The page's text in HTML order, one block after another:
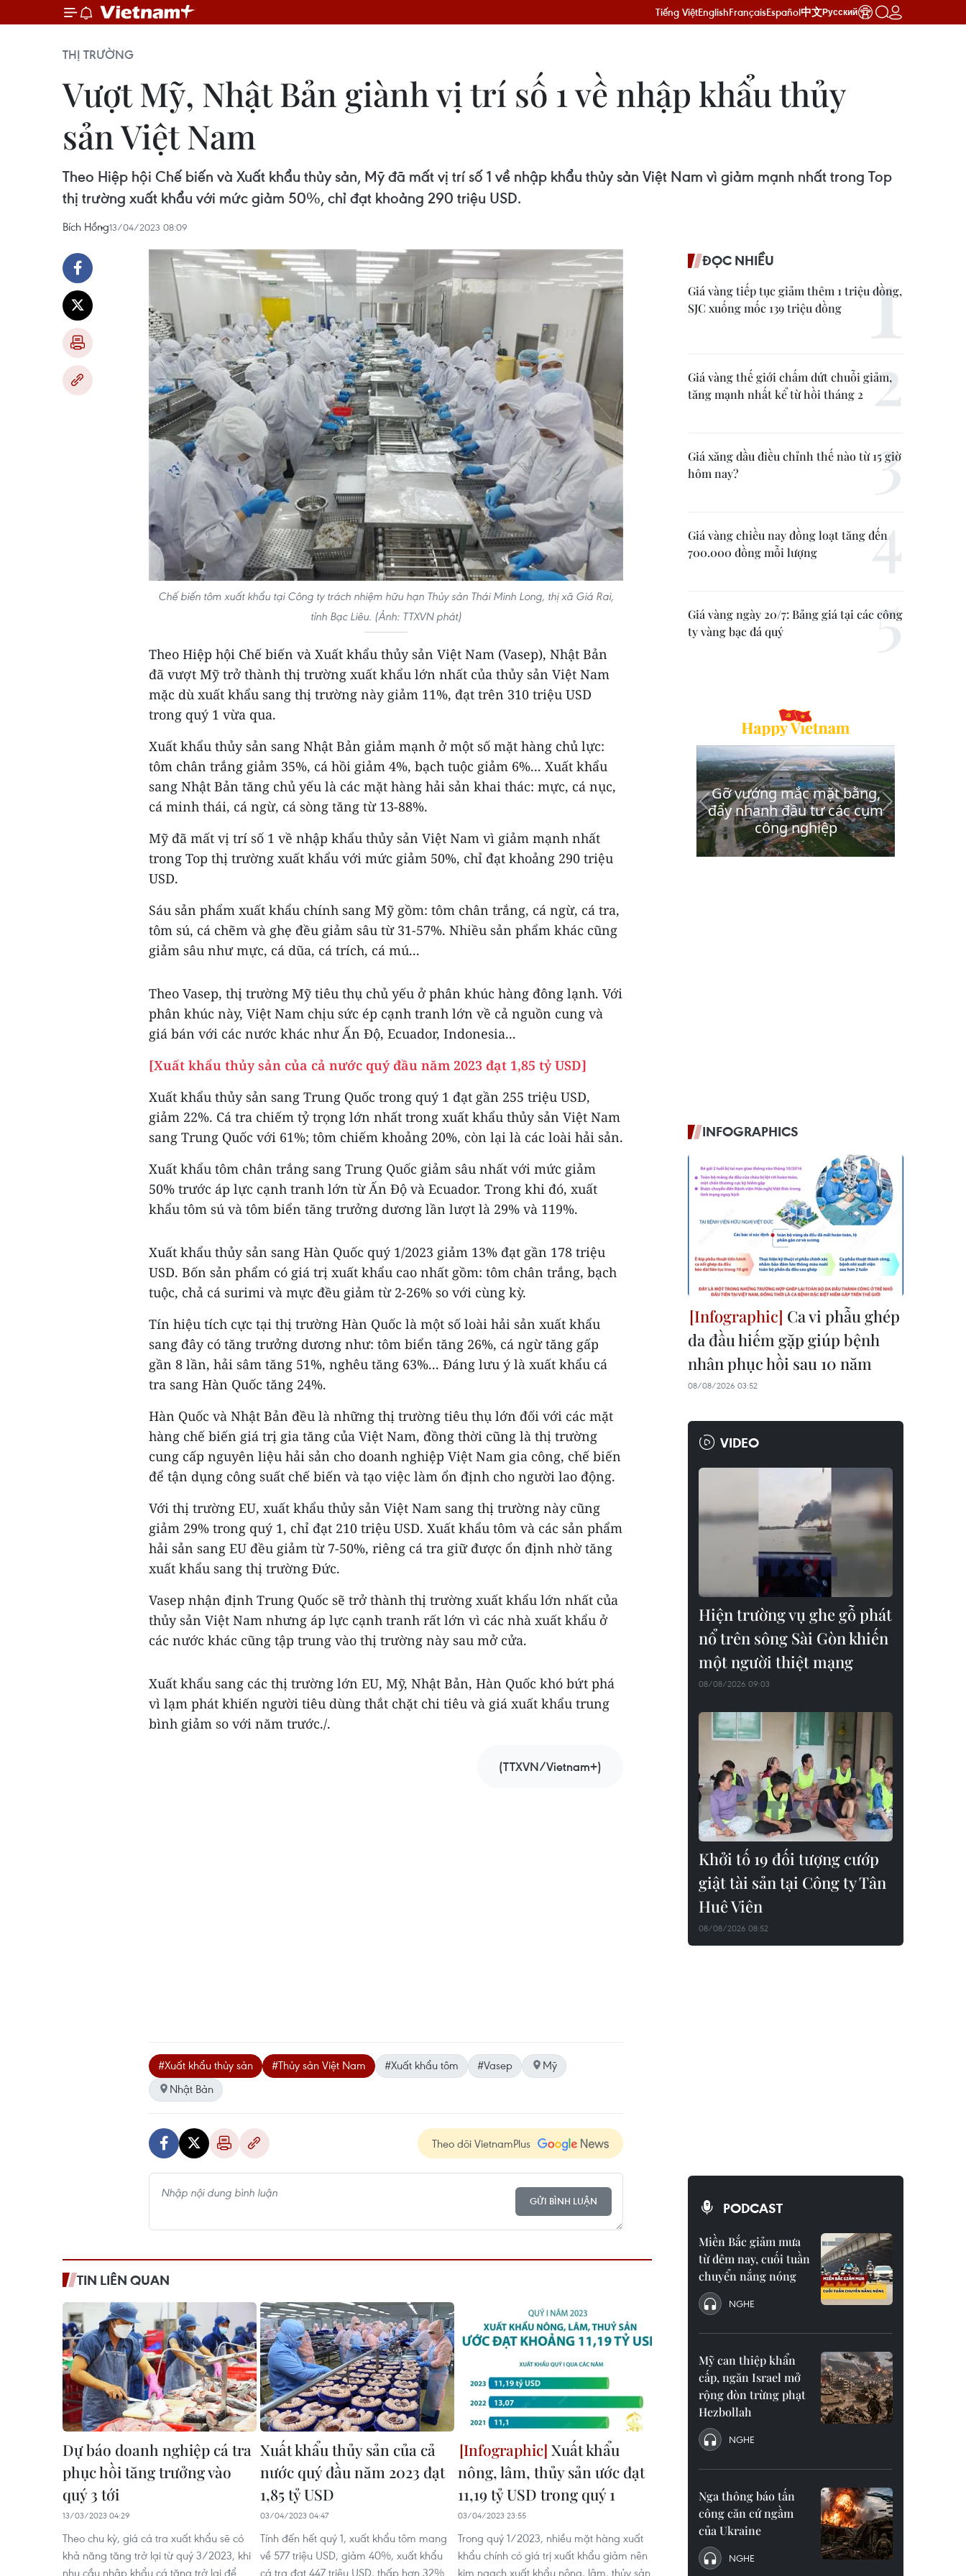
Tiếng ViệtEnglishFrançaisEspañol中文Русский
THỊ TRƯỜNG
Vượt Mỹ, Nhật Bản giành vị trí số 1 về nhập khẩu thủy
sản Việt Nam
Theo Hiệp hội Chế biến và Xuất khẩu thủy sản, Mỹ đã mất vị trí số 1 về nhập khẩu thủy sản Việt Nam vì giảm mạnh nhất trong Top
thị trường xuất khẩu với mức giảm 50%, chỉ đạt khoảng 290 triệu USD.
Bích Hồng13/04/2023 08:09
Chế biến tôm xuất khẩu tại Công ty trách nhiệm hữu hạn Thủy sản Thái Minh Long, thị xã Giá Rai,
tỉnh Bạc Liêu. (Ảnh: TTXVN phát)
Theo Hiệp hội Chế biến và Xuất khẩu thủy sản Việt Nam (Vasep), Nhật Bản
đã vượt Mỹ trở thành thị trường xuất khẩu lớn nhất của thủy sản Việt Nam
mặc dù xuất khẩu sang thị trường này giảm 11%, đạt trên 310 triệu USD
trong quý 1 vừa qua.
Xuất khẩu thủy sản sang Nhật Bản giảm mạnh ở một số mặt hàng chủ lực:
tôm chân trắng giảm 35%, cá hồi giảm 4%, bạch tuộc giảm 6%... Xuất khẩu
sang Nhật Bản tăng chủ yếu là các mặt hàng hải sản khai thác: mực, cá nục,
cá minh thái, cá ngừ, cá sòng tăng từ 13-88%.
Mỹ đã mất vị trí số 1 về nhập khẩu thủy sản Việt Nam vì giảm mạnh nhất
trong Top thị trường xuất khẩu với mức giảm 50%, chỉ đạt khoảng 290 triệu
USD.
Sáu sản phẩm xuất khẩu chính sang Mỹ gồm: tôm chân trắng, cá ngừ, cá tra,
tôm sú, cá chẽm và ghẹ đều giảm sâu từ 31-57%. Nhiều sản phẩm khác cũng
giảm sâu như mực, cá dũa, cá trích, cá mú...
Theo Vasep, thị trường Mỹ tiêu thụ chủ yếu ở phân khúc hàng đông lạnh. Với
phân khúc này, Việt Nam chịu sức ép cạnh tranh lớn về cả nguồn cung và
giá bán với các nước khác như Ấn Độ, Ecuador, Indonesia...
[Xuất khẩu thủy sản của cả nước quý đầu năm 2023 đạt 1,85 tỷ USD]
Xuất khẩu thủy sản sang Trung Quốc trong quý 1 đạt gần 255 triệu USD,
giảm 22%. Cá tra chiếm tỷ trọng lớn nhất trong xuất khẩu thủy sản Việt Nam
sang Trung Quốc với 61%; tôm chiếm khoảng 20%, còn lại là các loài hải sản.
Xuất khẩu tôm chân trắng sang Trung Quốc giảm sâu nhất với mức giảm
50% trước áp lực cạnh tranh lớn từ Ấn Độ và Ecuador. Trong khi đó, xuất
khẩu tôm sú và tôm biển tăng trưởng dương lần lượt là 29% và 119%.
Xuất khẩu thủy sản sang Hàn Quốc quý 1/2023 giảm 13% đạt gần 178 triệu
USD. Bốn sản phẩm có giá trị xuất khẩu cao nhất gồm: tôm chân trắng, bạch
tuộc, chả cá surimi và mực đều giảm từ 2-26% so với cùng kỳ.
Tín hiệu tích cực tại thị trường Hàn Quốc là một số loài hải sản xuất khẩu
sang đây có tăng trưởng dương như: tôm biển tăng 26%, cá ngừ tăng gấp
gần 8 lần, hải sâm tăng 51%, nghêu tăng 63%... Đáng lưu ý là xuất khẩu cá
tra sang Hàn Quốc tăng 24%.
Hàn Quốc và Nhật Bản đều là những thị trường tiêu thụ lớn đối với các mặt
hàng chế biến giá trị gia tăng của Việt Nam, đồng thời cũng là thị trường
cung cấp nguyên liệu hải sản cho doanh nghiệp Việt Nam gia công, chế biến
để tận dụng công suất chế biến và tạo việc làm ổn định cho người lao động.
Với thị trường EU, xuất khẩu thủy sản Việt Nam sang thị trường này cũng
giảm 29% trong quý 1, chỉ đạt 210 triệu USD. Xuất khẩu tôm và các sản phẩm
hải sản sang EU đều giảm từ 7-50%, riêng cá tra giữ được ổn định nhờ tăng
xuất khẩu sang thị trường Đức.
Vasep nhận định Trung Quốc sẽ trở thành thị trường xuất khẩu lớn nhất của
thủy sản Việt Nam nhưng áp lực cạnh tranh rất lớn vì các nhà xuất khẩu ở
các nước khác cũng tập trung vào thị trường này sau mở cửa.
Xuất khẩu sang các thị trường lớn EU, Mỹ, Nhật Bản, Hàn Quốc khó bứt phá
vì lạm phát khiến người tiêu dùng thắt chặt chi tiêu và giá xuất khẩu trung
bình giảm so với năm trước./.
(TTXVN/Vietnam+)
#Xuất khẩu thủy sản #Thủy sản Việt Nam #Xuất khẩu tôm #Vasep
Mỹ
Nhật Bản
Theo dõi VietnamPlus
GỬI BÌNH LUẬN
TIN LIÊN QUAN
Dự báo doanh nghiệp cá tra
phục hồi tăng trưởng vào
quý 3 tới
13/03/2023 04:29
Theo chu kỳ, giá cá tra xuất khẩu sẽ có
khả năng tăng trở lại từ quý 3/2023, khi
nhu cầu nhập khẩu cá tăng trở lại để
Xuất khẩu thủy sản của cả
nước quý đầu năm 2023 đạt
1,85 tỷ USD
03/04/2023 04:47
Tính đến hết quý 1, xuất khẩu tôm mang
về 577 triệu USD, giảm 40%, xuất khẩu
cá tra đạt 447 triệu USD, thấp hơn 32%
Xuất khẩu
nông, lâm, thủy sản ước đạt
11,19 tỷ USD trong quý 1
03/04/2023 23:55
Trong quý 1/2023, nhiều mặt hàng xuất
khẩu chính có giá trị xuất khẩu giảm nên
kim ngạch xuất khẩu nông, lâm, thủy sản
ĐỌC NHIỀU
Giá vàng tiếp tục giảm thêm 1 triệu đồng,
SJC xuống mốc 139 triệu đồng
Giá vàng thế giới chấm dứt chuỗi giảm,
tăng mạnh nhất kể từ hồi tháng 2
Giá xăng dầu điều chỉnh thế nào từ 15 giờ
hôm nay?
Giá vàng chiều nay đồng loạt tăng đến
700.000 đồng mỗi lượng
Giá vàng ngày 20/7: Bảng giá tại các công
ty vàng bạc đá quý
INFOGRAPHICS
Ca vi phẫu ghép
da đầu hiếm gặp giúp bệnh
nhân phục hồi sau 10 năm
08/08/2026 03:52
VIDEO
Hiện trường vụ ghe gỗ phát
nổ trên sông Sài Gòn khiến
một người thiệt mạng
08/08/2026 09:03
Khởi tố 19 đối tượng cướp
giật tài sản tại Công ty Tân
Huê Viên
08/08/2026 08:52
PODCAST
Miền Bắc giảm mưa
từ đêm nay, cuối tuần
chuyển nắng nóng
NGHE
Mỹ can thiệp khẩn
cấp, ngăn Israel mở
rộng đòn trừng phạt
Hezbollah
NGHE
Nga thông báo tấn
công căn cứ ngầm
của Ukraine
NGHE